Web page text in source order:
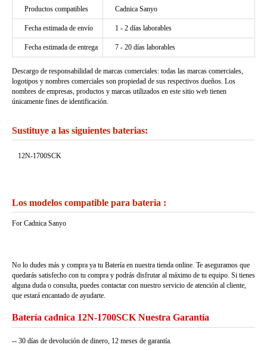
Productos compatibles Cadnica Sanyo
Fecha estimada de envío 1 - 2 días laborables
Fecha estimada de entrega 7 - 20 días laborables
Descargo de responsabilidad de marcas comerciales: todas las marcas comerciales,
logotipos y nombres comerciales son propiedad de sus respectivos dueños. Los
nombres de empresas, productos y marcas utilizados en este sitio web tienen
únicamente fines de identificación.
Sustituye a las siguientes baterias:
12N-1700SCK
Los modelos compatible para bateria :
For Cadnica Sanyo
No lo dudes más y compra ya tu Batería en nuestra tienda online. Te aseguramos que
quedarás satisfecho con tu compra y podrás disfrutar al máximo de tu equipo. Si tienes
alguna duda o consulta, puedes contactar con nuestro servicio de atención al cliente,
que estará encantado de ayudarte.
Batería cadnica 12N-1700SCK Nuestra Garantía
-- 30 días de devolución de dinero, 12 meses de garantía.